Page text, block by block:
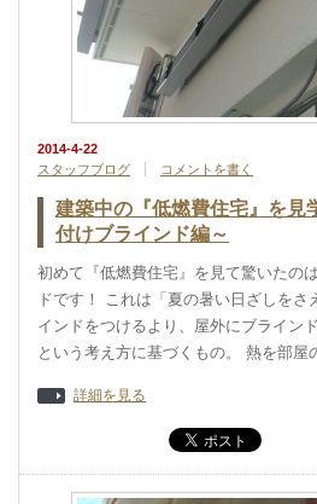
2014-4-22
スタッフブログ
コメントを書く
建築中の『低燃費住宅』を見
付けブラインド編～
初めて『低燃費住宅』を見て驚いたの
ドです！ これは「夏の暑い日ざしをさ
インドをつけるより、屋外にブライン
という考え方に基づくもの。 熱を部
詳細を見る